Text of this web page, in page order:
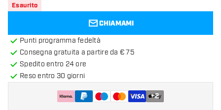
Esaurito
CHIAMAMI
Punti programma fedeltà
Consegna gratuita a partire da € 75
Spedito entro 24 ore
Reso entro 30 giorni
+2